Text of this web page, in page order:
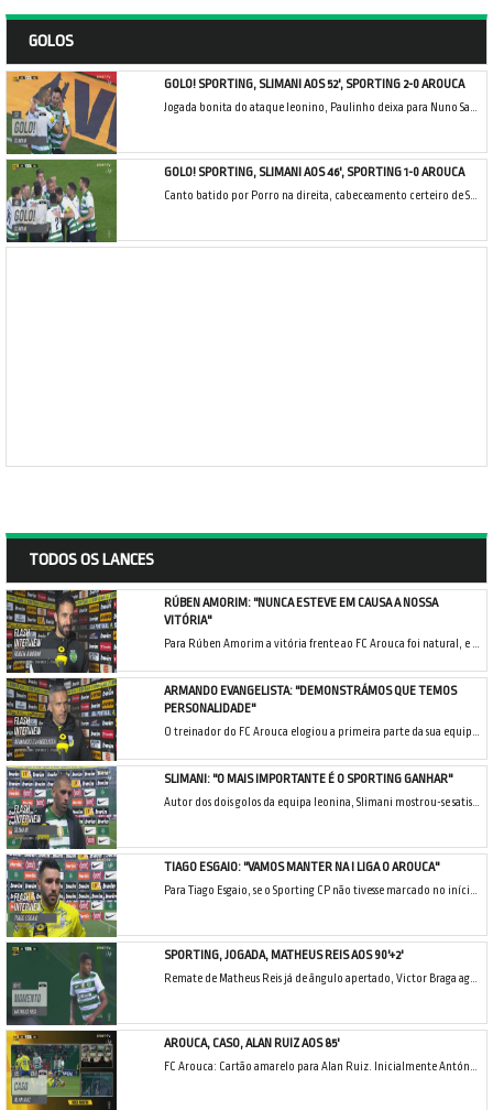
GOLOS
GOLO! SPORTING, SLIMANI AOS 52', SPORTING 2-0 AROUCA
Jogada bonita do ataque leonino, Paulinho deixa para Nuno Santos cruzar, Slimani foge à defesa arouquense e encosta para o fundo da baliza adversária.
GOLO! SPORTING, SLIMANI AOS 46', SPORTING 1-0 AROUCA
Canto batido por Porro na direita, cabeceamento certeiro de Slimani, a bater Victor Braga!
TODOS OS LANCES
RÚBEN AMORIM: "NUNCA ESTEVE EM CAUSA A NOSSA
VITÓRIA"
Para Rúben Amorim a vitória frente ao FC Arouca foi natural, e foi importante regressar aos triunfos depois do resultado da jornada anterior.
ARMANDO EVANGELISTA: "DEMONSTRÁMOS QUE TEMOS
PERSONALIDADE"
O treinador do FC Arouca elogiou a primeira parte da sua equipa, e apesar dos lances que permitiram ao Sporting CP chegar aos golos, Armando Evangelista considerou que a sua equipa foi muito digna.
SLIMANI: "O MAIS IMPORTANTE É O SPORTING GANHAR"
Autor dos dois golos da equipa leonina, Slimani mostrou-se satisfeito por marcar, mas para o argelino o mais importante é a equipa ganhar.
TIAGO ESGAIO: "VAMOS MANTER NA I LIGA O AROUCA"
Para Tiago Esgaio, se o Sporting CP não tivesse marcado no início da segunda parte, teriam ficado mais nervosos e o jogo ter-se-ia arrastado.
SPORTING, JOGADA, MATHEUS REIS AOS 90'+2'
Remate de Matheus Reis já de ângulo apertado, Victor Braga agarra!
AROUCA, CASO, ALAN RUIZ AOS 85'
FC Arouca: Cartão amarelo para Alan Ruiz. Inicialmente António Nobre exibe o vermelho direto a Alan Ruiz por falta sobre Porro, mas depois de ouvir o VAR e ver ele mesmo as imagens, o árbitro volta atrás e muda a cor do cartão para amarelo.